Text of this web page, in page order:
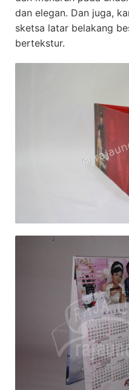
dan elegan. Dan juga,
sketsa latar belakang
bertekstur.